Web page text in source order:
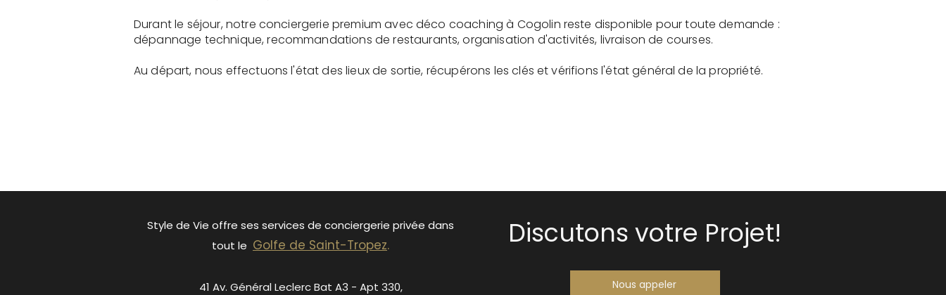
Durant le séjour, notre conciergerie premium avec déco coaching à Cogolin reste disponible pour toute demande :
dépannage technique, recommandations de restaurants, organisation d'activités, livraison de courses.
Au départ, nous effectuons l'état des lieux de sortie, récupérons les clés et vérifions l'état général de la propriété.
Style de Vie offre ses services de conciergerie privée dans
tout le Golfe de Saint-Tropez.
41 Av. Général Leclerc Bat A3 - Apt 330,
Discutons votre Projet!
Nous appeler